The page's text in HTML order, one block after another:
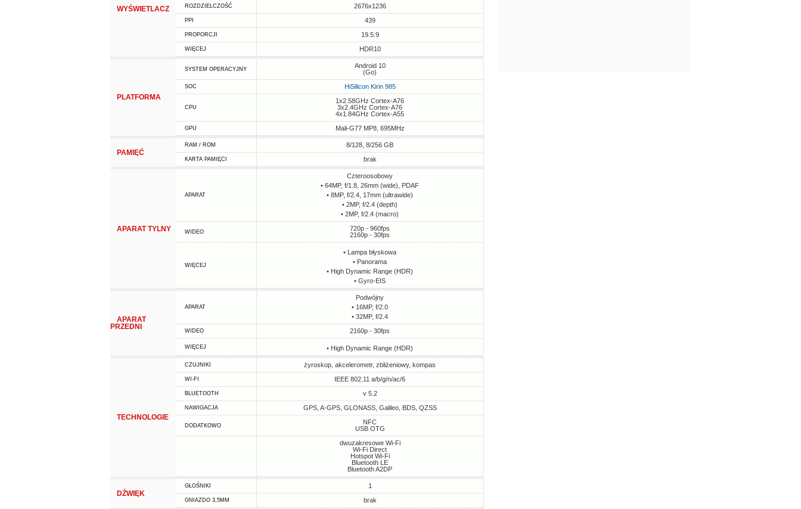
WYŚWIETLACZ ROZDZIELCZOŚĆ 2676x1236
PPI 439
PROPORCJI 19.5:9
WIĘCEJ HDR10
PLATFORMA
SYSTEM OPERACYJNY
Android 10
(Go)
SOC HiSilicon Kirin 985
CPU
1x2.58GHz Cortex-A76
3x2.4GHz Cortex-A76
4x1.84GHz Cortex-A55
GPU Mali-G77 MP8, 695MHz
PAMIĘĆ
RAM / ROM 8/128, 8/256 GB
KARTA PAMIĘCI brak
APARAT TYLNY
APARAT
Czteroosobowy
• 64MP, f/1.8, 26mm (wide), PDAF
• 8MP, f/2.4, 17mm (ultrawide)
• 2MP, f/2.4 (depth)
• 2MP, f/2.4 (macro)
WIDEO
720p - 960fps
2160p - 30fps
WIĘCEJ
• Lampa błyskowa
• Panorama
• High Dynamic Range (HDR)
• Gyro-EIS
APARAT
PRZEDNI
APARAT
Podwójny
• 16MP, f/2.0
• 32MP, f/2.4
WIDEO 2160p - 30fps
WIĘCEJ • High Dynamic Range (HDR)
TECHNOLOGIE
CZUJNIKI żyroskop, akcelerometr, zbliżeniowy, kompas
WI-FI IEEE 802.11 a/b/g/n/ac/6
BLUETOOTH v 5.2
NAWIGACJA GPS, A-GPS, GLONASS, Galileo, BDS, QZSS
DODATKOWO
NFC
USB OTG
dwuzakresowe Wi-Fi
Wi-Fi Direct
Hotspot Wi-Fi
Bluetooth LE
Bluetooth A2DP
DŹWIĘK
GŁOŚNIKI 1
GNIAZDO 3,5MM brak